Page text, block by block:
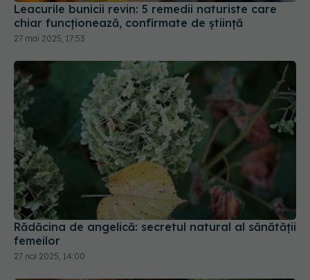
Leacurile bunicii revin: 5 remedii naturiste care
chiar funcționează, confirmate de știință
27 mai 2025, 17:53
Rădăcina de angelică: secretul natural al sănătății
femeilor
27 noi 2025, 14:00